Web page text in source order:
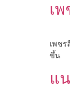
เ
เพช
ขึ้น
แ